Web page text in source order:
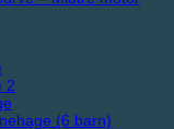
2
(6 barn)